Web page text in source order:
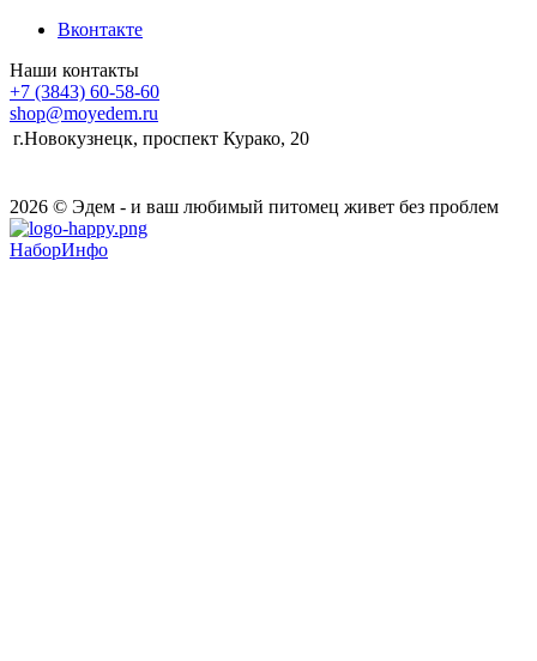
Вконтакте
Наши контакты
+7 (3843) 60-58-60
shop@moyedem.ru
г.Новокузнецк, проспект Курако, 20
2026 © Эдем - и ваш любимый питомец живет без проблем
НаборИнфо